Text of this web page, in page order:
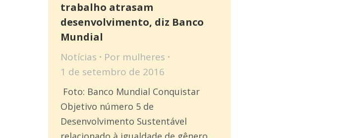
trabalho atrasam
desenvolvimento, diz Banco
Mundial
Notícias Por mulheres
1 de setembro de 2016
Foto: Banco Mundial Conquistar
Objetivo número 5 de
Desenvolvimento Sustentável